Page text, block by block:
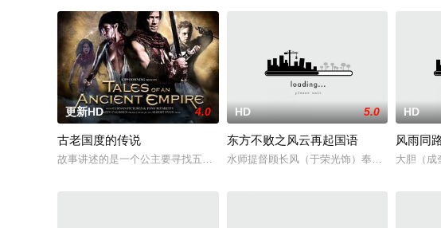
更新HD 4.0
古老国度的传说
故事讲述的是一个公主要寻找五个最伟大的骑士帮助她从邪恶的巫婆手里拯救她的
HD 5.0
东方不败之风云再起国语
水师提督顾长风（于荣光饰）奉朝廷之命带领
HD
风雨同
大胆（成